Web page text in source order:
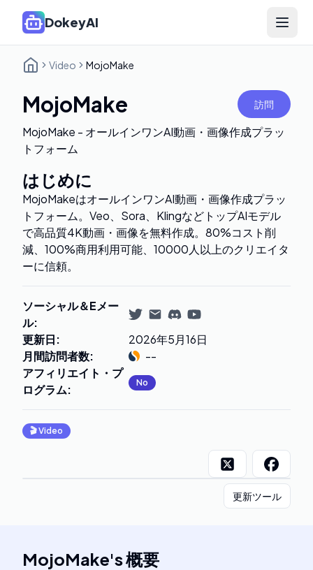
DokeyAI Open
Video MojoMake
MojoMake 訪問
MojoMake - オールインワンAI動画・画像作成プラッ
トフォーム
はじめに
MojoMakeはオールインワンAI動画・画像作成プラッ
トフォーム。Veo、Sora、KlingなどトップAIモデル
で高品質4K動画・画像を無料作成。80%コスト削
減、100%商用利用可能、10000人以上のクリエイタ
ーに信頼。
ソーシャル＆Eメー
ル:
更新日:
2026年5月16日
月間訪問者数:
--
アフィリエイト・プ
ログラム: No
🎬Video
更新ツール
MojoMake's概要